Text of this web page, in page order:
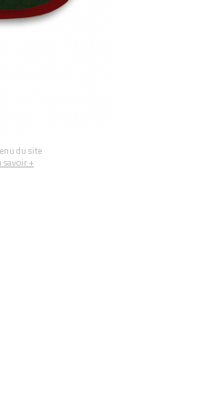
du site
savoir +